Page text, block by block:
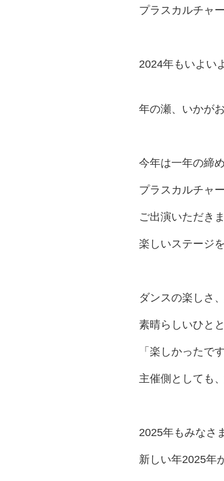
プラスカルチャ
2024年もいよい
年の瀬、いかが
今年は一年の締
プラスカルチャ
ご出演いただき
楽しいステージ
ダンスの楽しさ
素晴らしいひと
「楽しかったで
主催側としても
2025年もみなさ
新しい年2025年